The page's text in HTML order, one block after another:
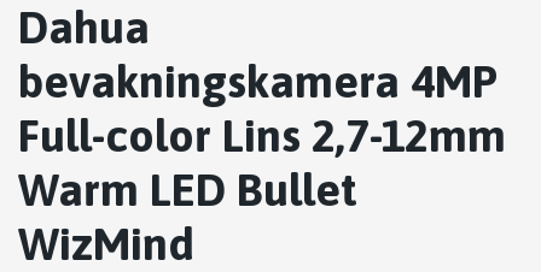
Dahua
bevakningskamera 4MP
Full-color Lins 2,7-12mm
Warm LED Bullet
WizMind